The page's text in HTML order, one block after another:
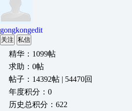
gongkongedit
关注 私信
精华：1099帖
求助：0帖
帖子：14392帖 | 54470回
年度积分：0
历史总积分：622